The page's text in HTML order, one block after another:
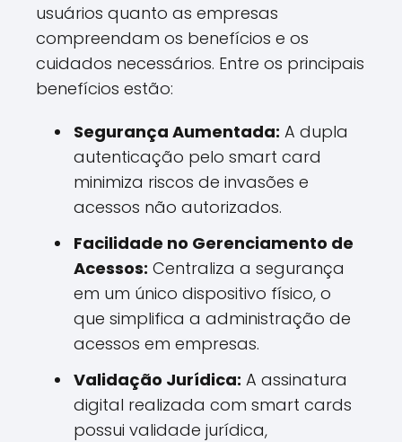
usuários quanto as empresas
compreendam os benefícios e os
cuidados necessários. Entre os principais
benefícios estão:
Segurança Aumentada: A dupla
autenticação pelo smart card
minimiza riscos de invasões e
acessos não autorizados.
Facilidade no Gerenciamento de
Acessos: Centraliza a segurança
em um único dispositivo físico, o
que simplifica a administração de
acessos em empresas.
Validação Jurídica: A assinatura
digital realizada com smart cards
possui validade jurídica,